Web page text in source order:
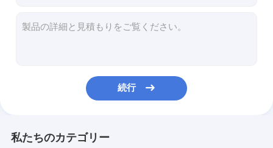
続行
私たちのカテゴリー